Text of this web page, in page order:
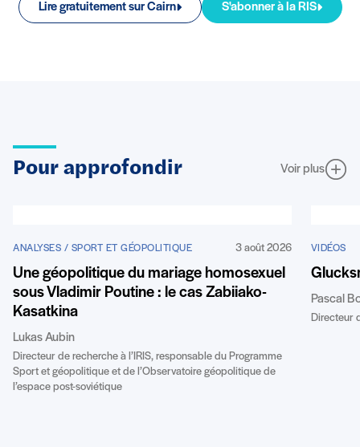
Lire gratuitement sur Cairn S'abonner à la RIS
Pour approfondir Voir plus
ANALYSES / SPORT ET GÉOPOLITIQUE 3 août 2026
Une géopolitique du mariage homosexuel
sous Vladimir Poutine : le cas Zabiiako-
Kasatkina
Lukas Aubin
Directeur de recherche à l’IRIS, responsable du Programme
Sport et géopolitique et de l’Observatoire géopolitique de
l’espace post-soviétique
VIDÉOS
Pascal
Directeur